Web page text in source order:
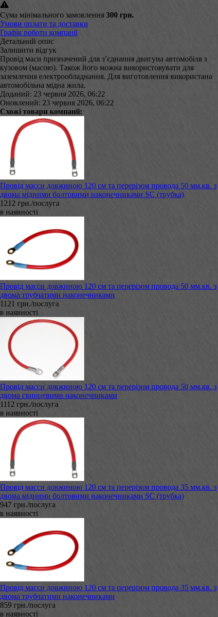
Сума мінімального замовлення 300 грн.
Умови оплати та доставки
Графік роботи компанії
Детальний опис
Залишити відгук
Провід маси призначений для з’єднання двигуна автомобіля з
кузовом (масою). Також його можна використовувати для
заземлення електрообладнання. Для виготовлення використана
автомобільна мідна жила.
Доданий: 23 червня 2026, 06:22
Оновлений: 23 червня 2026, 06:22
Схожі товари компанії:
Провід масси довжиною 120 см та перерізом провода 50 мм.кв. з
двома мідними болтовими наконечниками SC (трубка)
1212 грн./послуга
в наявності
Провід масси довжиною 120 см та перерізом провода 50 мм.кв. з
двома трубчатими наконечниками
1121 грн./послуга
в наявності
Провід масси довжиною 120 см та перерізом провода 50 мм.кв. з
двома свинцевими наконечниками
1112 грн./послуга
в наявності
Провід масси довжиною 120 см та перерізом провода 35 мм.кв. з
двома мідними болтовими наконечниками SC (трубка)
947 грн./послуга
в наявності
Провід масси довжиною 120 см та перерізом провода 35 мм.кв. з
двома трубчатими наконечниками
859 грн./послуга
в наявності